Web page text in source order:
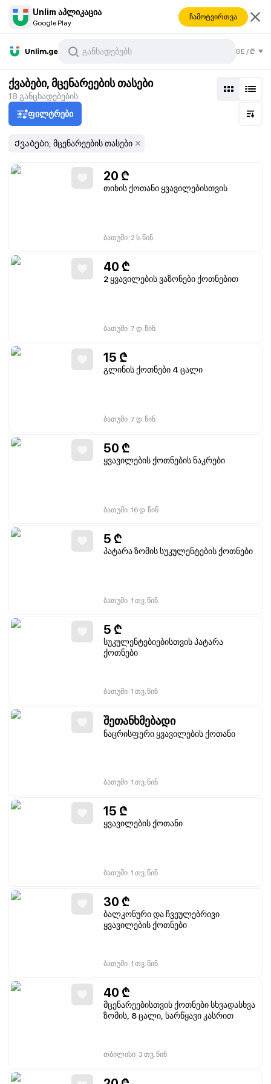
Unlim აპლიკაცია
Google Play
ჩამოტვირთვა
GE /₾
ქვაბები, მცენარეების თასები
18 განცხადებების
ფილტრები
Ქვაბები, მცენარეების თასები
20 ₾
თიხის ქოთანი ყვავილებისთვის
ბათუმი 2 ს. წინ
40 ₾
2 ყვავილების ვაზონები ქოთნებით
ბათუმი 7 დ. წინ
15 ₾
გლინის ქოთნები 4 ცალი
ბათუმი 7 დ. წინ
50 ₾
ყვავილების ქოთნების ნაკრები
ბათუმი 16 დ. წინ
5 ₾
პატარა ზომის სუკულენტების ქოთნები
ბათუმი 1 თვ. წინ
5 ₾
სუკულენტებიებისთვის პატარა
ქოთნები
ბათუმი 1 თვ. წინ
შეთანხმებადი
ნაცრისფერი ყვავილების ქოთანი
ბათუმი 1 თვ. წინ
15 ₾
ყვავილების ქოთანი
ბათუმი 1 თვ. წინ
30 ₾
ბალკონური და ჩვეულებრივი
ყვავილების ქოთნები
ბათუმი 1 თვ. წინ
40 ₾
მცენარეებისთვის ქოთნები სხვადასხვა
ზომის, 8 ცალი, სარწყავი კასრით
თბილისი 3 თვ. წინ